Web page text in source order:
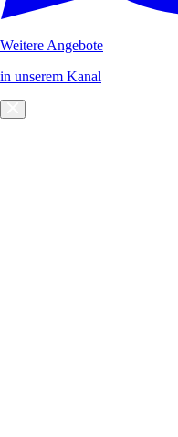
Weitere Angebote
in unserem Kanal